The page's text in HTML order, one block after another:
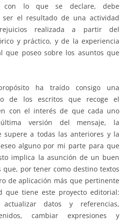
lo que se declare, debe
ser el resultado de una actividad
realizada a partir del
y práctico, y de la experiencia
que poseo sobre los asuntos que
ha traído consigo una
de los escritos que recoge el
con el interés de que cada uno
versión del mensaje, la
supere a todas las anteriores y la
alguno por mi parte para que
implica la asunción de un buen
que, por tener como destino textos
de aplicación más que pertinente
que tiene este proyecto editorial:
datos y referencias,
cambiar expresiones y